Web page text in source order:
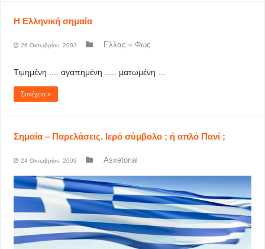
Η Ελληνική σημαία
26 Οκτωβρίου, 2003 Ελλας = Φως
Τιμημένη .... αγαπημένη ..... ματωμένη ...
Συνέχεια »
Σημαία – Παρελάσεις. Ιερό σύμβολο ; ή απλό Πανί ;
24 Οκτωβρίου, 2003 Asxetorial